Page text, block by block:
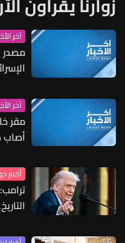
آخر
مصدر
آخر
مقر
أخبار